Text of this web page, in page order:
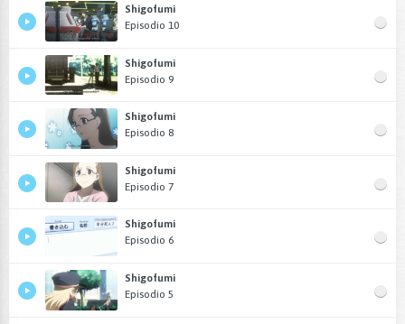
Shigofumi
Episodio 10
Shigofumi
Episodio 9
Shigofumi
Episodio 8
Shigofumi
Episodio 7
Shigofumi
Episodio 6
Shigofumi
Episodio 5